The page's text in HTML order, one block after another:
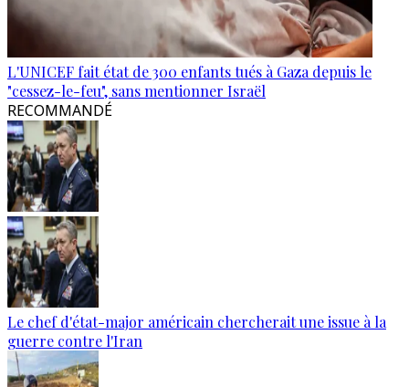
L'UNICEF fait état de 300 enfants tués à Gaza depuis le
"cessez-le-feu", sans mentionner Israël
RECOMMANDÉ
Le chef d'état-major américain chercherait une issue à la
guerre contre l'Iran